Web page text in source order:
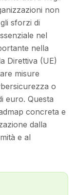
non
sforzi di
nel
nella
Direttiva (UE)
misure
o
euro. Questa
concreta e
dalla
e al